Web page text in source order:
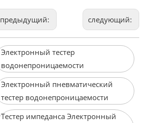
предыдущий: следующий:
Электронный тестер
водонепроницаемости
Электронный пневматический
тестер водонепроницаемости
Тестер импеданса Электронный